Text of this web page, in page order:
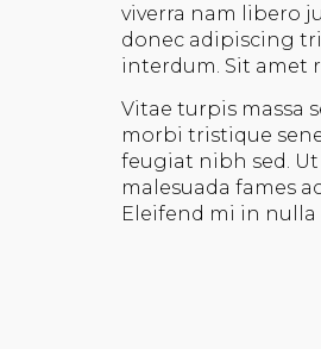
viverra nam libero
donec adipiscing
interdum. Sit amet
Vitae turpis massa
morbi tristique
feugiat nibh sed.
malesuada fames
Eleifend mi in